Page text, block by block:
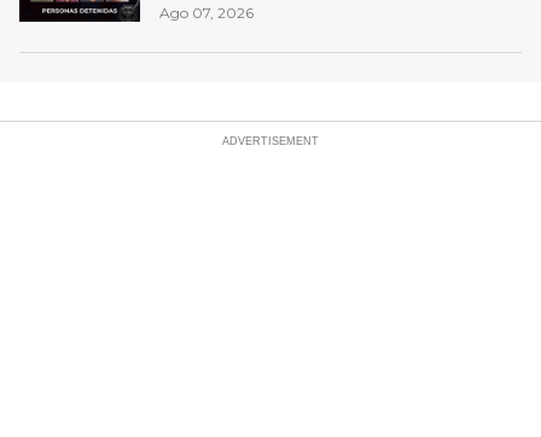
dosis aseguradas en Querétaro
Ago 07, 2026